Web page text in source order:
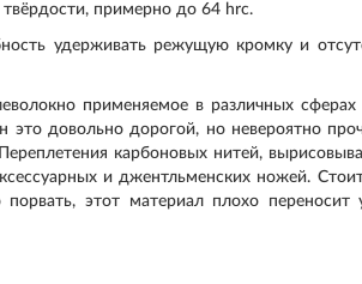
твёрдости, примерно до 64 hrc.
удерживать режущую кромку и
применяемое в различных
это довольно дорогой, но невероятно
карбоновых нитей,
и джентльменских ножей.
этот материал плохо